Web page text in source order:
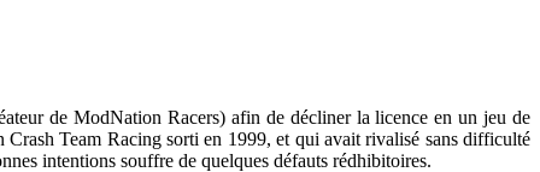
de ModNation Racers) afin de décliner la licence en un jeu de
Team Racing sorti en 1999, et qui avait rivalisé sans difficulté
intentions souffre de quelques défauts rédhibitoires.